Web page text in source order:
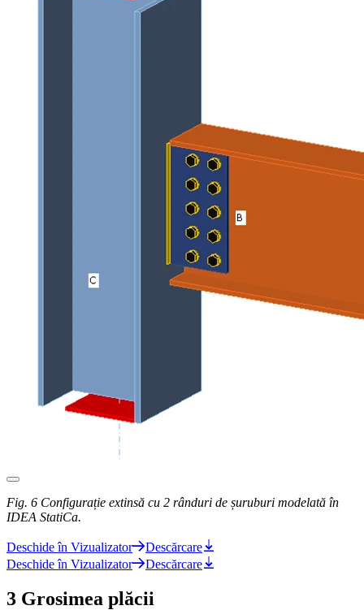
Fig. 6 Configurație extinsă cu 2 rânduri de șuruburi modelată în
IDEA StatiCa.
Deschide în Vizualizator
Descărcare
Deschide în Vizualizator
Descărcare
3 Grosimea plăcii